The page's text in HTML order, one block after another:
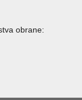
obrane: